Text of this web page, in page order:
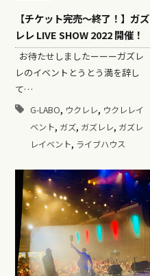
【チケット完売〜終了！】ガズ
レレ LIVE SHOW 2022 開催！
お待たせしましたーーーガズレ
レのイベントとうとう満を辞し
て…
G-LABO, ウクレレ, ウクレレイ
ベント, ガズ, ガズレレ, ガズレ
レイベント, ライブハウス